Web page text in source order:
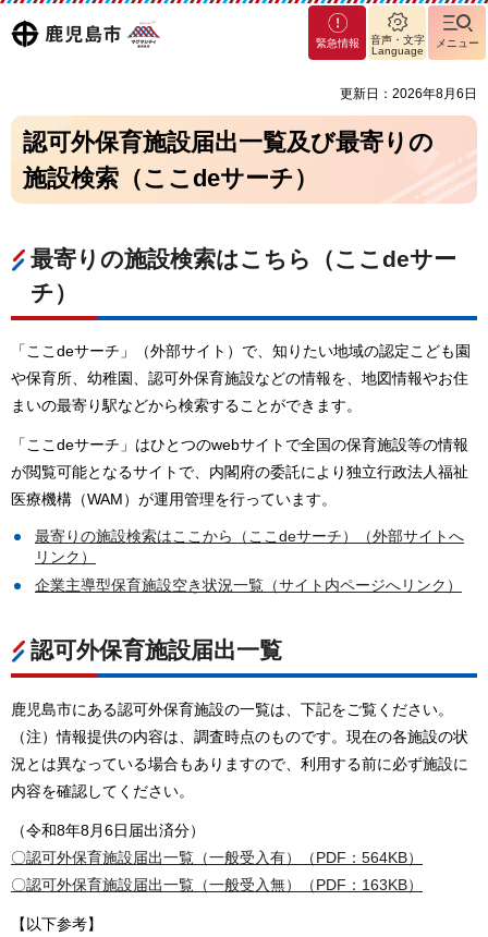
鹿児島
マグ
マシ
島市
緊急情報
音声・文字
Language
メニュー
更新日：2026年8月6日
認可外保育施設届出一覧及び最寄りの
施設検索（ここdeサーチ）
最寄りの施設検索はこちら（ここdeサー
チ）
「ここdeサーチ」（外部サイト）で、知りたい地域の認定こども園
や保育所、幼稚園、認可外保育施設などの情報を、地図情報やお住
まいの最寄り駅などから検索することができます。
「ここdeサーチ」はひとつのwebサイトで全国の保育施設等の情報
が閲覧可能となるサイトで、内閣府の委託により独立行政法人福祉
医療機構（WAM）が運用管理を行っています。
最寄りの施設検索はここから（ここdeサーチ）（外部サイトへ
リンク）
企業主導型保育施設空き状況一覧（サイト内ページへリンク）
認可外保育施設届出一覧
鹿児島市にある認可外保育施設の一覧は、下記をご覧ください。
（注）情報提供の内容は、調査時点のものです。現在の各施設の状
況とは異なっている場合もありますので、利用する前に必ず施設に
内容を確認してください。
（令和8年8月6日届出済分）
〇認可外保育施設届出一覧（一般受入有）（PDF：564KB）
〇認可外保育施設届出一覧（一般受入無）（PDF：163KB）
【以下参考】